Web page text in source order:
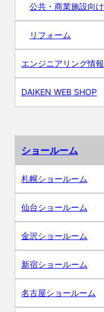
公共・商業施設向け
リフォーム
エンジニアリング情報
DAIKEN WEB SHOP
ショールーム
札幌ショールーム
仙台ショールーム
金沢ショールーム
新宿ショールーム
名古屋ショールーム